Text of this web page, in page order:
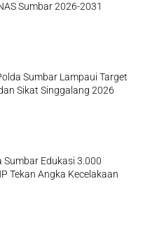
Sumbar 2026-2031
Sumbar Lampaui Target
Sikat Singgalang 2026
Sumbar Edukasi 3.000
Tekan Angka Kecelakaan